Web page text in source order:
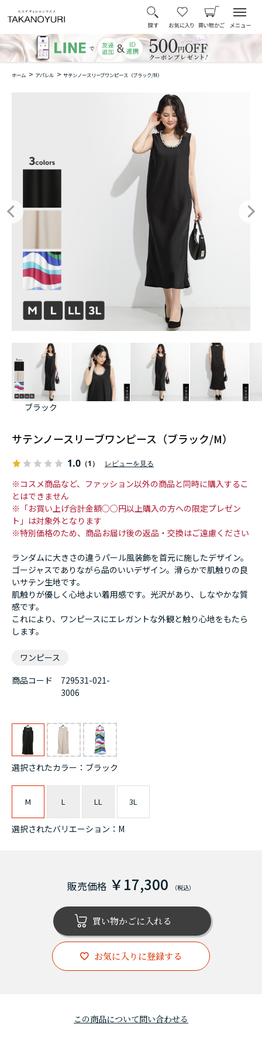
ホーム > アパレル > サテンノースリーブワンピース（ブラック/M）
ブラック
サテンノースリーブワンピース（ブラック/M）
1.0 （1） レビューを見る
￥17,300
商品コード
729531-021-
3006
選択されたカラー：ブラック
M L LL 3L
選択されたバリエーション：M
お気に入りに登録する
この商品について問い合わせる
※コスメ商品など、ファッション以外の商品と同時に購入するこ
とはできません
※「お買い上げ合計金額○○円以上購入の方への限定プレゼン
ト」は対象外となります
※特別価格のため、商品お届け後の返品・交換はご遠慮ください
ランダムに大きさの違うパール風装飾を首元に施したデザイン。
ゴージャスでありながら品のいいデザイン。滑らかで肌触りの良
いサテン生地です。
肌触りが優しく心地よい着用感です。光沢があり、しなやかな質
感です。
これにより、ワンピースにエレガントな外観と触り心地をもたら
します。
ワンピース